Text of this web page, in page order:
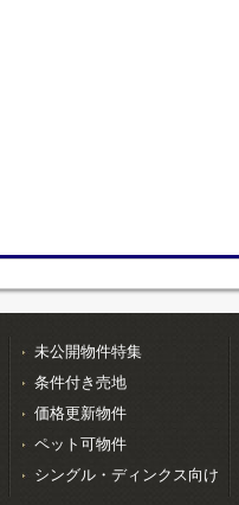
未公開物件特集
条件付き売地
価格更新物件
ペット可物件
シングル・ディンクス向け